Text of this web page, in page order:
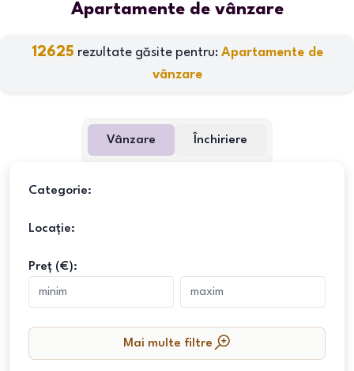
Apartamente de vânzare
12625 rezultate găsite pentru: Apartamente de
vânzare
Vânzare Închiriere
Categorie:
Locație:
Preț (€):
Mai multe filtre